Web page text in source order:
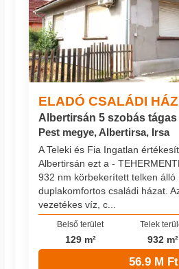
ELADÓ CSALÁDI HÁZ
Albertirsán 5 szobás
Pest megye, Albertirsa, Irsa
A Teleki és Fia Ingatlan
Albertirsán ezt a -
932 nm körbekerített telken álló
duplakomfortos családi házat.
vezetékes víz, c...
Belső terület
129 m²
Telek
932 m²
56.9 M Ft